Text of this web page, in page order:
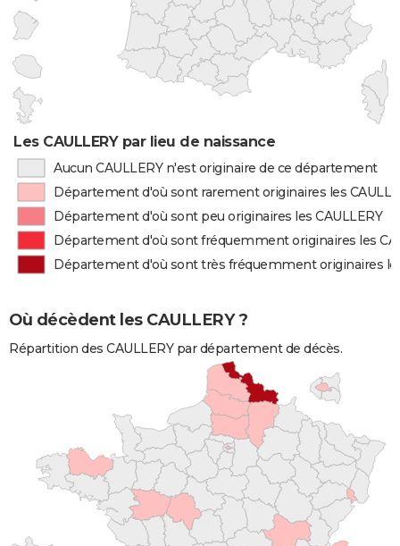
Les CAULLERY par lieu de naissance
Aucun CAULLERY n'est originaire de ce département
Département d'où sont rarement originaires les
Département d'où sont peu originaires les CAULLERY
Département d'où sont fréquemment originaires les
Département d'où sont très fréquemment originaires
Où décèdent les CAULLERY ?
Répartition des CAULLERY par département de décès.